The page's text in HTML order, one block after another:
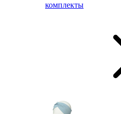
комплекты